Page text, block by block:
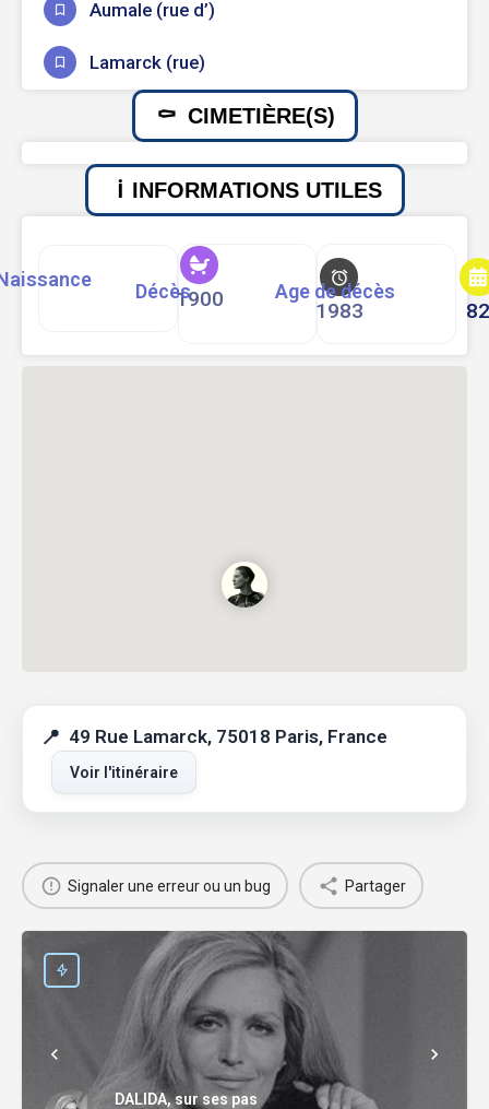
Aumale (rue d’)
Lamarck (rue)
CIMETIÈRE(S)
INFORMATIONS UTILES
1900
Décès
1983
Age de décès
49 Rue Lamarck, 75018 Paris, France
Voir l'itinéraire
Signaler une erreur ou un bug Partager
DALIDA, sur ses pas